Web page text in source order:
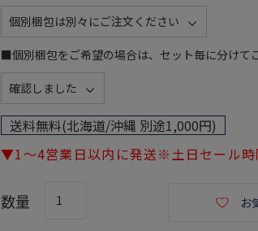
須
■個別梱包をご希望の場合は、セット毎に分けて
送料無料(北海道/沖縄 別途1,000円)
▼1～4営業日以内に発送※土日セール時
お